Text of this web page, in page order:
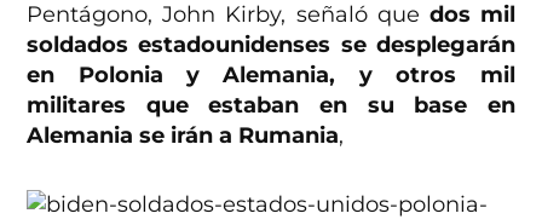
Pentágono, John Kirby, señaló que dos mil
soldados estadounidenses se desplegarán
en Polonia y Alemania, y otros mil
militares que estaban en su base en
Alemania se irán a Rumania,